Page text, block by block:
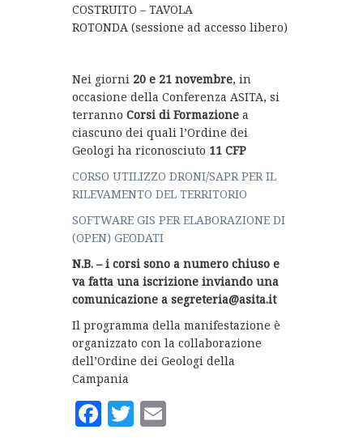
COSTRUITO – TAVOLA
ROTONDA (sessione ad accesso libero)
Nei giorni 20 e 21 novembre, in
occasione della Conferenza ASITA, si
terranno Corsi di Formazione a
ciascuno dei quali l’Ordine dei
Geologi ha riconosciuto 11 CFP
CORSO UTILIZZO DRONI/SAPR PER IL
RILEVAMENTO DEL TERRITORIO
SOFTWARE GIS PER ELABORAZIONE DI
(OPEN) GEODATI
N.B. – i corsi sono a numero chiuso e
va fatta una iscrizione inviando una
comunicazione a segreteria@asita.it
Il programma della manifestazione è
organizzato con la collaborazione
dell’Ordine dei Geologi della
Campania
Facebook
Twitter